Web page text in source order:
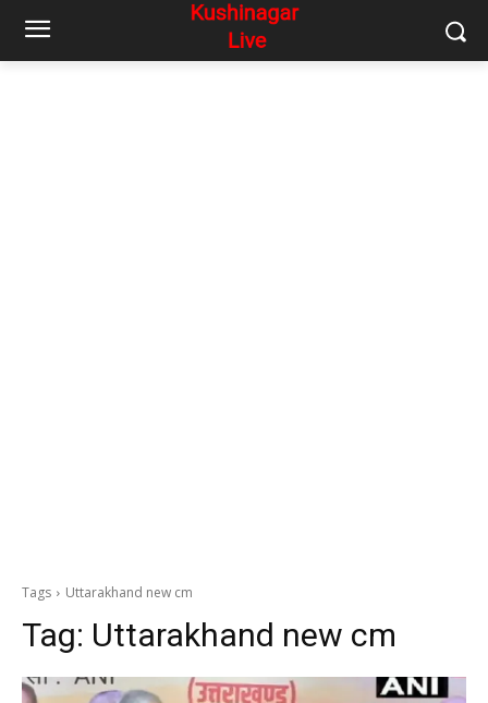
Tags Uttarakhand new cm
Tag: Uttarakhand new cm